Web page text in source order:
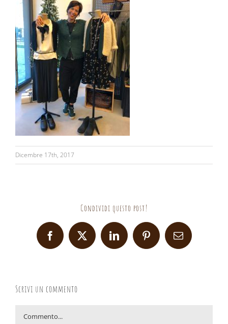
Dicembre 17th, 2017
Condividi questo post!
Facebook
X LinkedInPinterestEmail
Scrivi un commento